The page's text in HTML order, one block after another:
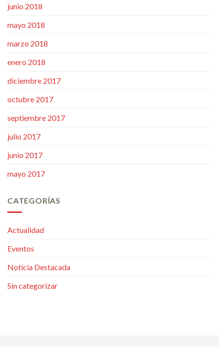
junio 2018
mayo 2018
marzo 2018
enero 2018
diciembre 2017
octubre 2017
septiembre 2017
julio 2017
junio 2017
mayo 2017
CATEGORÍAS
Actualidad
Eventos
Noticia Destacada
Sin categorizar